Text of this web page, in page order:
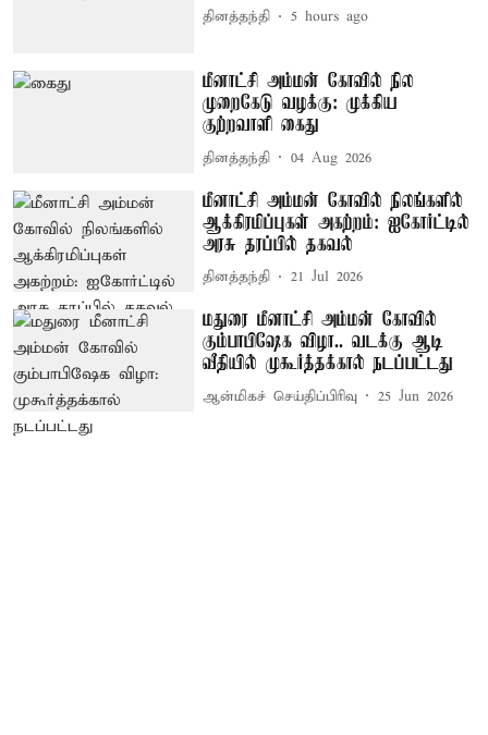
தினத்தந்தி 5 hours ago
மீனாட்சி அம்மன் கோவில் நில
முறைகேடு வழக்கு: முக்கிய
குற்றவாளி கைது
தினத்தந்தி 04 Aug 2026
மீனாட்சி அம்மன் கோவில் நிலங்களில்
ஆக்கிரமிப்புகள் அகற்றம்: ஐகோர்ட்டில்
அரசு தரப்பில் தகவல்
தினத்தந்தி 21 Jul 2026
மதுரை மீனாட்சி அம்மன் கோவில்
கும்பாபிஷேக விழா.. வடக்கு ஆடி
வீதியில் முகூர்த்தக்கால் நடப்பட்டது
ஆன்மிகச் செய்திப்பிரிவு 25 Jun 2026